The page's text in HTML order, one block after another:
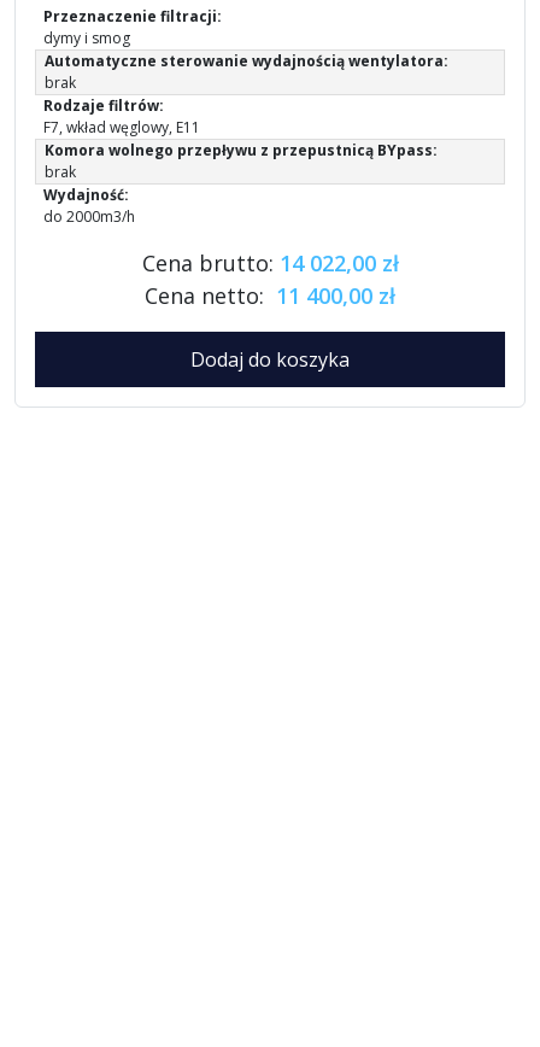
Przeznaczenie filtracji:
dymy i smog
Automatyczne sterowanie wydajnością wentylatora:
brak
Rodzaje filtrów:
F7, wkład węglowy, E11
Komora wolnego przepływu z przepustnicą BYpass:
brak
Wydajność:
do 2000m3/h
Cena brutto: 14 022,00 zł
Cena netto: 11 400,00 zł
Dodaj do koszyka